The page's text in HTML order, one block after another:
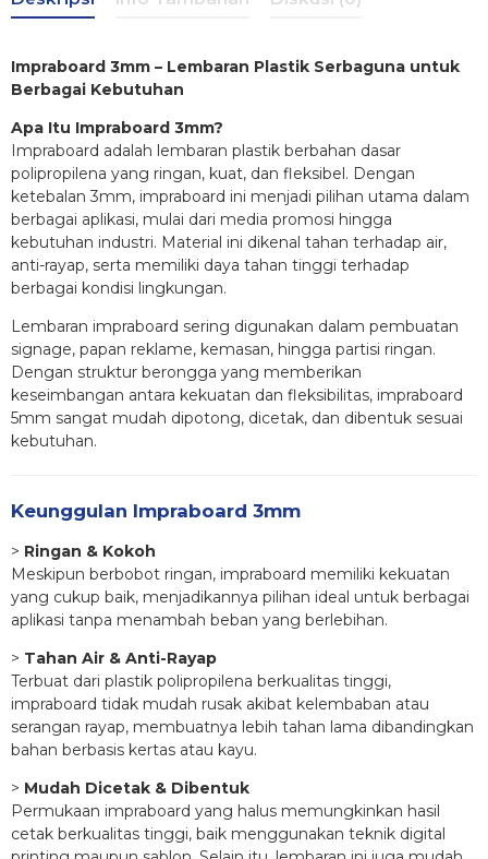
Impraboard 3mm – Lembaran Plastik Serbaguna untuk
Berbagai Kebutuhan
Apa Itu Impraboard 3mm?
Impraboard adalah lembaran plastik berbahan dasar
polipropilena yang ringan, kuat, dan fleksibel. Dengan
ketebalan 3mm, impraboard ini menjadi pilihan utama dalam
berbagai aplikasi, mulai dari media promosi hingga
kebutuhan industri. Material ini dikenal tahan terhadap air,
anti-rayap, serta memiliki daya tahan tinggi terhadap
berbagai kondisi lingkungan.
Lembaran impraboard sering digunakan dalam pembuatan
signage, papan reklame, kemasan, hingga partisi ringan.
Dengan struktur berongga yang memberikan
keseimbangan antara kekuatan dan fleksibilitas, impraboard
5mm sangat mudah dipotong, dicetak, dan dibentuk sesuai
kebutuhan.
Keunggulan Impraboard 3mm
> Ringan & Kokoh
Meskipun berbobot ringan, impraboard memiliki kekuatan
yang cukup baik, menjadikannya pilihan ideal untuk berbagai
aplikasi tanpa menambah beban yang berlebihan.
> Tahan Air & Anti-Rayap
Terbuat dari plastik polipropilena berkualitas tinggi,
impraboard tidak mudah rusak akibat kelembaban atau
serangan rayap, membuatnya lebih tahan lama dibandingkan
bahan berbasis kertas atau kayu.
> Mudah Dicetak & Dibentuk
Permukaan impraboard yang halus memungkinkan hasil
cetak berkualitas tinggi, baik menggunakan teknik digital